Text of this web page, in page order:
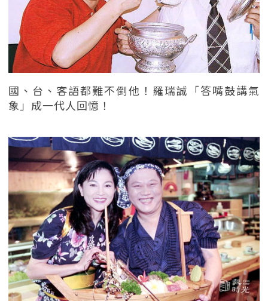
國、台、客語都難不倒他！羅瑞誠「答嘴鼓講氣
象」成一代人回憶！